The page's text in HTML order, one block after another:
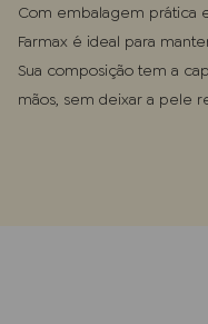
Com embalagem prática
Farmax é ideal para
Sua composição tem a
mãos, sem deixar a pele